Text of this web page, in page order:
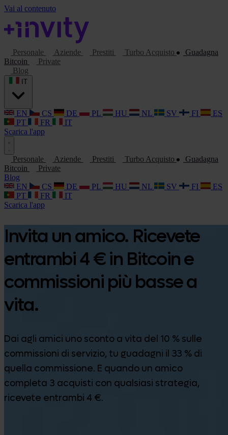
Vai al contenuto
Personale Aziende Prestiti Turbo Acquisto
Guadagna
Bitcoin
Private
Blog
EN CS DE PL HU NL SV FI
ES
PT
FR
IT
Scarica l'app
Personale Aziende Prestiti Turbo Acquisto
Guadagna
Bitcoin
Private
Blog
EN
CS DE PL HU NL SV FI
ES
PT
FR
IT
Scarica l'app
Invita un amico. Ricevete
entrambi 4 € in Bitcoin e
commissioni più basse a
vita.
Dai agli amici uno sconto a vita del 10 % sulle
commissioni di servizio, tu guadagni il 33 % di
quella commissione. E quando un amico
completa 3 acquisti con qualsiasi strategia,
ricevete entrambi 4 €.